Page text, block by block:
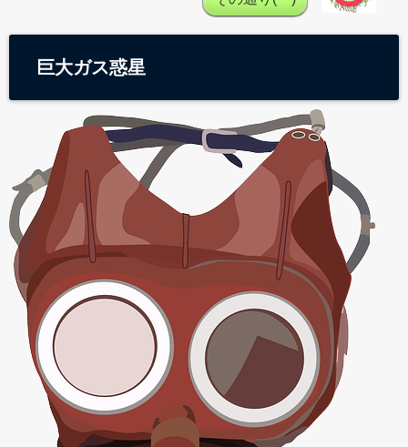
巨大ガス惑星